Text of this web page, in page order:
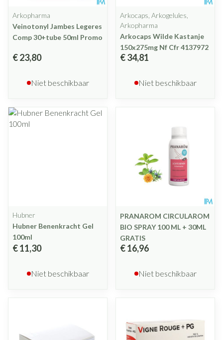
Arkopharma
Veinotonyl Jambes Legeres
Comp 30+tube 50ml Promo
€ 23,80
Niet beschikbaar
Arkocaps, Arkogelules,
Arkopharma
Arkocaps Wilde Kastanje
150x275mg Nf Cfr 4137972
€ 34,81
Niet beschikbaar
Hubner
Hubner Benenkracht Gel
100ml
€ 11,30
Niet beschikbaar
PRANAROM CIRCULAROM
BIO SPRAY 100 ML + 30ML
GRATIS
€ 16,96
Niet beschikbaar